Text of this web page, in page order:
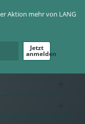
Aktion mehr von LANG
Jetzt
anmelden